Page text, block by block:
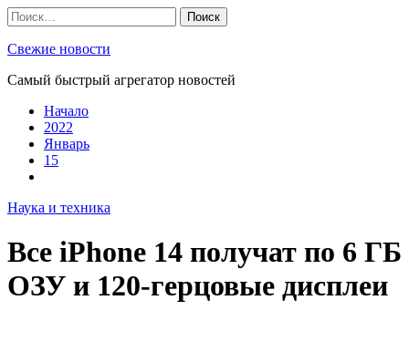
Skip
to
content
Найти:
Свежие новости
Самый быстрый агрегатор новостей
Начало
2022
Январь
15
Наука и техника
Все iPhone 14 получат по 6 ГБ
ОЗУ и 120-герцовые дисплеи